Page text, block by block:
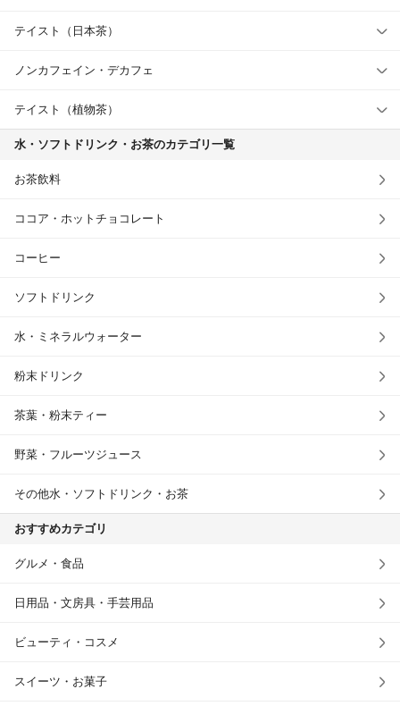
テイスト（日本茶）
ノンカフェイン・デカフェ
テイスト（植物茶）
水・ソフトドリンク・お茶のカテゴリ一覧
お茶飲料
ココア・ホットチョコレート
コーヒー
ソフトドリンク
水・ミネラルウォーター
粉末ドリンク
茶葉・粉末ティー
野菜・フルーツジュース
その他水・ソフトドリンク・お茶
おすすめカテゴリ
グルメ・食品
日用品・文房具・手芸用品
ビューティ・コスメ
スイーツ・お菓子